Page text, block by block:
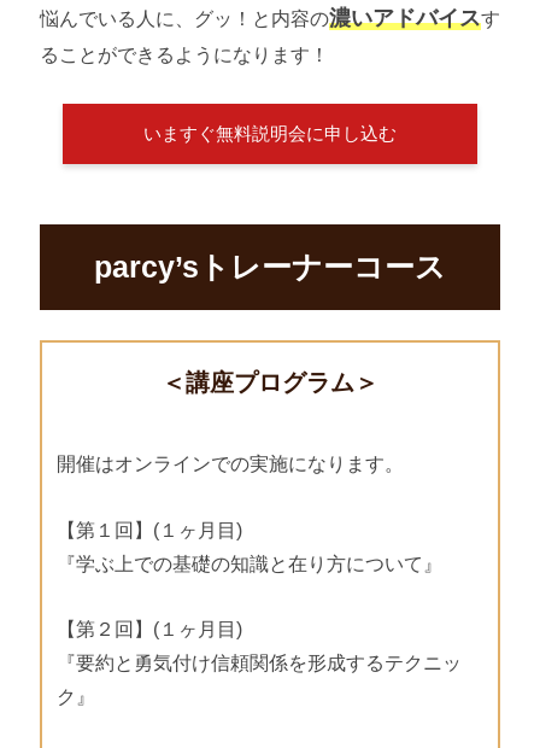
悩んでいる人に、グッ！と内容の濃いアドバイスす
ることができるようになります！
いますぐ無料説明会に申し込む
parcy’sトレーナーコース
＜講座プログラム＞
開催はオンラインでの実施になります。
【第１回】(１ヶ月目)
『学ぶ上での基礎の知識と在り方について』
【第２回】(１ヶ月目)
『要約と勇気付け信頼関係を形成するテクニッ
ク』